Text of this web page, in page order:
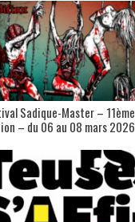
Sadique-Master – 11ème
– du 06 au 08 mars 2026